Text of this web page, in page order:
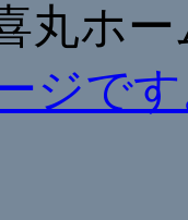
丸ホ
ジで